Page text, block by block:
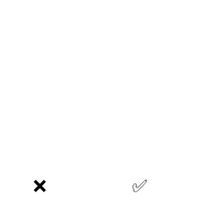
❌ ✅